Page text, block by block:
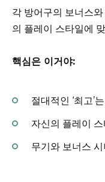
각 방어구의 보너스
의 플레이 스타일에
핵심은 이거야:
절대적인 ‘최고’
자신의 플레이
무기와 보너스